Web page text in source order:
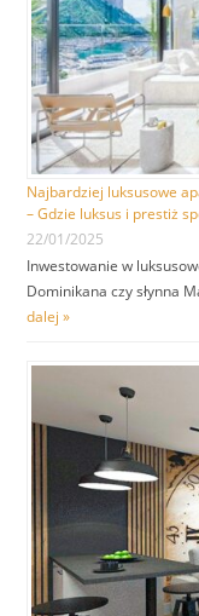
Najbardziej luksusowe
– Gdzie luksus i prestiż
22/01/2025
Inwestowanie w
Dominikana czy słynna
dalej »